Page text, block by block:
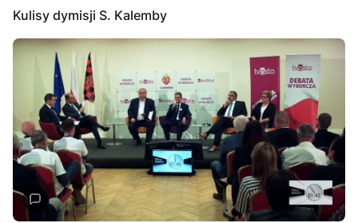
Kulisy dymisji S. Kalemby